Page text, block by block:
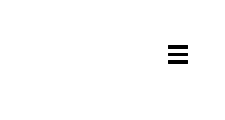
Toggle
Toggle